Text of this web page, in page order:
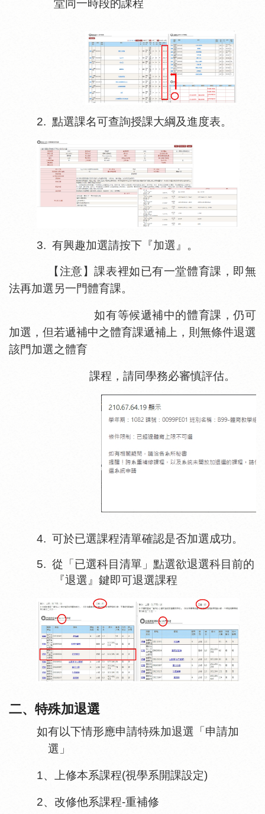
堂同一時段的課程
2. 點選課名可查詢授課大綱及進度表。
3. 有興趣加選請按下『加選』。
【注意】課表裡如已有一堂體育課，即無
法再加選另一門體育課。
如有等候遞補中的體育課，仍可
加選，但若遞補中之體育課遞補上，則無條件退選
該門加選之體育
課程，請同學務必審慎評估。
4. 可於已選課程清單確認是否加選成功。
5. 從「已選科目清單」點選欲退選科目前的
『退選』鍵即可退選課程
二、特殊加退選
如有以下情形應申請特殊加退選「申請加
選」
1、上修本系課程(視學系開課設定)
2、改修他系課程-重補修